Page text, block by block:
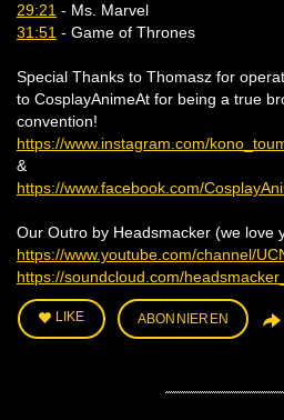
29:21 - Ms. Marvel
31:51 - Game of Thrones
Special Thanks to Thomasz for
to CosplayAnimeAt for being a true
convention!
https://www.instagram.com/
&
https://www.facebook.com/
Our Outro by Headsmacker (we love
https://www.youtube.com/channel/
https://soundcloud.com/
LIKE ABONNIEREN